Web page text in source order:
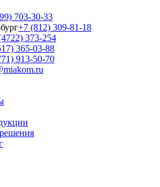
703-30-33
+7 (812) 309-81-18
373-254
365-03-88
913-50-70